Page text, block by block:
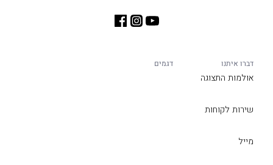
דברו איתנו
אולמות התצוגה
שירות לקוחות
מייל
דגמים